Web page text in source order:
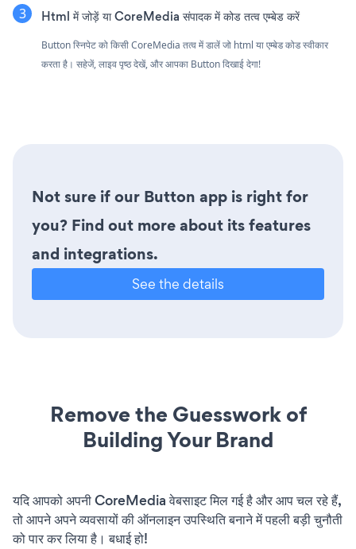
Html में जोड़ें या CoreMedia संपादक में कोड तत्व एम्बेड करें
Button स्निपेट को किसी CoreMedia तत्व में डालें जो html या एम्बेड कोड स्वीकार
करता है। सहेजें, लाइव पृष्ठ देखें, और आपका Button दिखाई देगा!
Not sure if our Button app is right for
you? Find out more about its features
and integrations.
See the details
Remove the Guesswork of
Building Your Brand
यदि आपको अपनी CoreMedia वेबसाइट मिल गई है और आप चल रहे हैं,
तो आपने अपने व्यवसायों की ऑनलाइन उपस्थिति बनाने में पहली बड़ी चुनौती
को पार कर लिया है। बधाई हो!